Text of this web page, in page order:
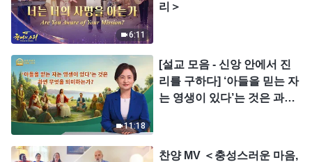
6:11
리＞
11:18
[설교 모음 - 신앙 안에서 진
리를 구하다] ‘아들을 믿는 자
는 영생이 있다’는 것은 과연
찬양 MV ＜충성스러운 마음,